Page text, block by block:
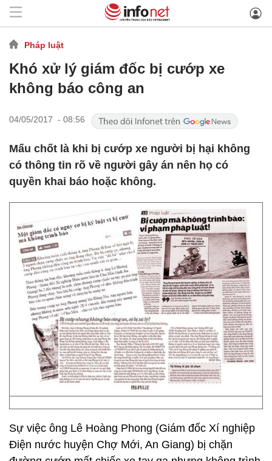
Pháp luật
Khó xử lý giám đốc bị cướp xe
không báo công an
04/05/2017 - 08:56
Mấu chốt là khi bị cướp xe người bị hại không
có thông tin rõ về người gây án nên họ có
quyền khai báo hoặc không.
Sự việc ông Lê Hoàng Phong (Giám đốc Xí nghiệp
Điện nước huyện Chợ Mới, An Giang) bị chặn